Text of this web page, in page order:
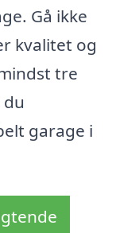
Gå ikke
kvalitet og
tre
garage i